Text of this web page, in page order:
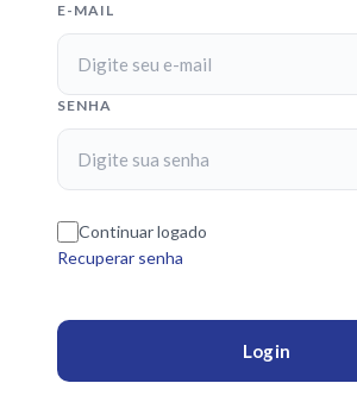
E-MAIL
SENHA
Continuar logado
Recuperar senha
Login